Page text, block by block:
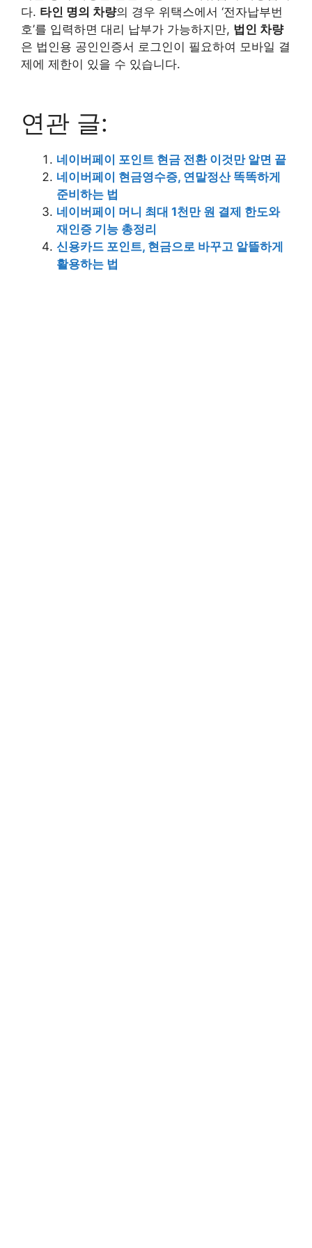
다. 타인 명의 차량의 경우 위택스에서 ‘전자납부번
호’를 입력하면 대리 납부가 가능하지만, 법인 차량
은 법인용 공인인증서 로그인이 필요하여 모바일 결
제에 제한이 있을 수 있습니다.
연관 글:
네이버페이 포인트 현금 전환 이것만 알면 끝
네이버페이 현금영수증, 연말정산 똑똑하게
준비하는 법
네이버페이 머니 최대 1천만 원 결제 한도와
재인증 기능 총정리
신용카드 포인트, 현금으로 바꾸고 알뜰하게
활용하는 법